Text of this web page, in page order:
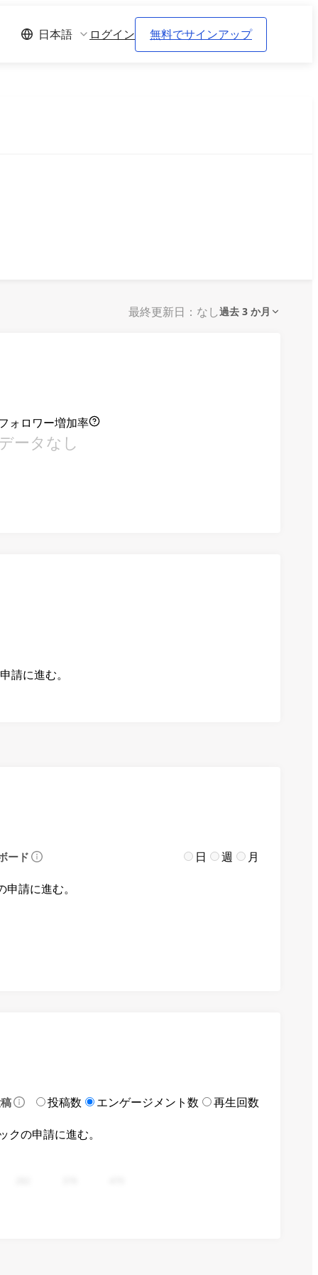
日本語 ログイン 無料でサインアップ
最終更新日：なし過去 3 か月
ォロワー増加率
ータなし
請に進む。
ード 日 週 月
請に進む。
投稿数 エンゲージメント数 再生回数
の申請に進む。